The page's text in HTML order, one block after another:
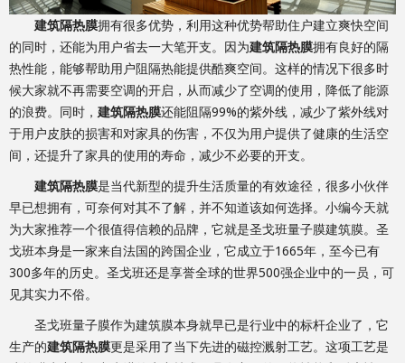
建筑隔热膜拥有很多优势，利用这种优势帮助住户建立爽快空间
的同时，还能为用户省去一大笔开支。因为建筑隔热膜拥有良好的隔
热性能，能够帮助用户阻隔热能提供酷爽空间。这样的情况下很多时
候大家就不再需要空调的开启，从而减少了空调的使用，降低了能源
的浪费。同时， 建筑隔热膜还能阻隔99%的紫外线，减少了紫外线对
于用户皮肤的损害和对家具的伤害，不仅为用户提供了健康的生活空
间，还提升了家具的使用的寿命，减少不必要的开支。
建筑隔热膜是当代新型的提升生活质量的有效途径，很多小伙伴
早已想拥有，可奈何对其不了解，并不知道该如何选择。小编今天就
为大家推荐一个很值得信赖的品牌，它就是圣戈班量子膜建筑膜。圣
戈班本身是一家来自法国的跨国企业，它成立于1665年，至今已有
300多年的历史。圣戈班还是享誉全球的世界500强企业中的一员，可
见其实力不俗。
圣戈班量子膜作为建筑膜本身就早已是行业中的标杆企业了，它
生产的建筑隔热膜更是采用了当下先进的磁控溅射工艺。这项工艺是